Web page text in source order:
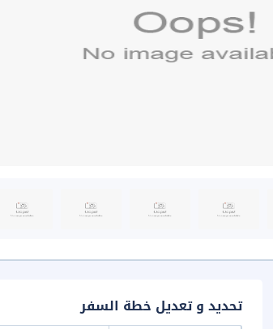
تحديد و تعديل خطة السفر